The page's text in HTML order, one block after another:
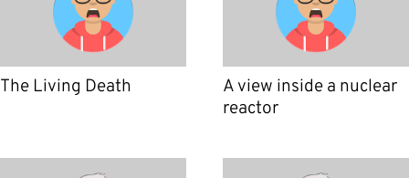
The Living Death
A view inside a nuclear
reactor